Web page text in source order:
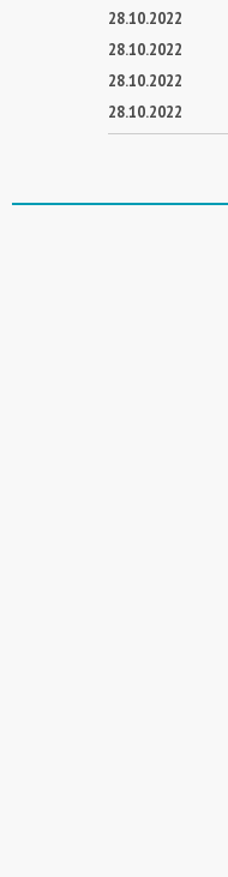
28.10.2022
28.10.2022
28.10.2022
28.10.2022